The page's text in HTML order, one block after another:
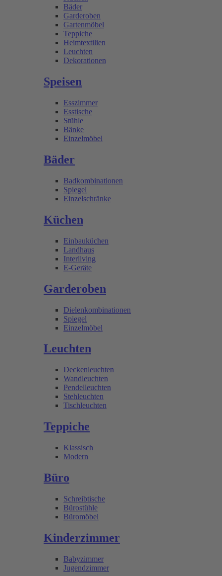
Bäder
Garderoben
Gartenmöbel
Teppiche
Heimtextilien
Leuchten
Dekorationen
Speisen
Esszimmer
Esstische
Stühle
Bänke
Einzelmöbel
Bäder
Badkombinationen
Spiegel
Einzelschränke
Küchen
Einbauküchen
Landhaus
Interliving
E-Geräte
Garderoben
Dielenkombinationen
Spiegel
Einzelmöbel
Leuchten
Deckenleuchten
Wandleuchten
Pendelleuchten
Stehleuchten
Tischleuchten
Teppiche
Klassisch
Modern
Büro
Schreibtische
Bürostühle
Büromöbel
Kinderzimmer
Babyzimmer
Jugendzimmer